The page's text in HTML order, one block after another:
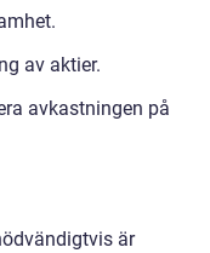
av aktier.
avkastningen på
är